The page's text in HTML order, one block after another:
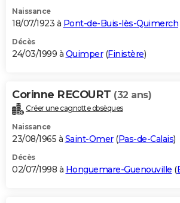
Naissance
18/07/1923 à Pont-de-Buis-lès-Quimerch
Décès
24/03/1999 à Quimper(Finistère)
Corinne RECOURT (32 ans)
Créer une cagnotte obsèques
Naissance
23/08/1965 à Saint-Omer(Pas-de-Calais)
Décès
02/07/1998 à Honguemare-Guenouville (